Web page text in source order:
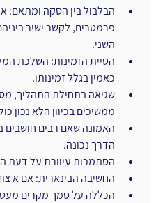
הבלבול בין הסקה ומתאם:
פרמטרים, לקשר ישיר
השני.
הטיית הזמינות: השלכת
כאמין בגלל זמינותו.
שגיאה בתחילת התהליך,
ממשיכים בכיוון הלא נכון
האמונה שאם רבים חושבים
הדרך נכונה.
הסתמכות עיוורת על דעת
החשיבה הבינארית: אם א
הכללה על סמך מקרים